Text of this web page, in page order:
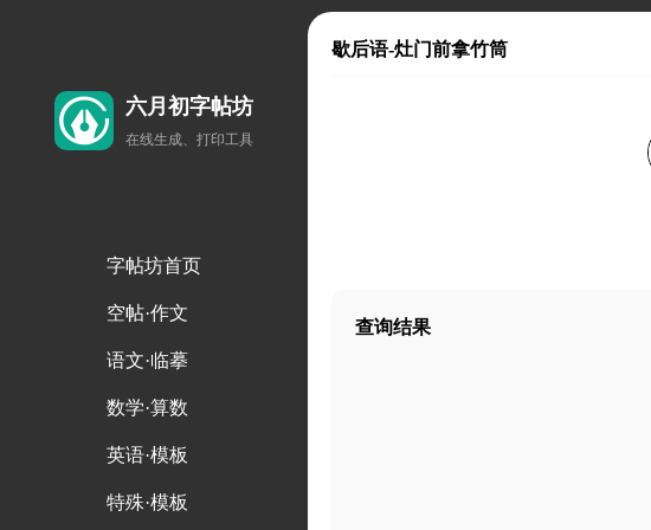
六月初字帖坊
在线生成、打印工具
字帖坊首页
空帖·作文
语文·临摹
数学·算数
英语·模板
特殊·模板
歇后语-灶门前拿竹筒
查询结果